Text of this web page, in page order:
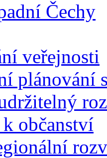
Čechy
veřejnosti
plánování
občanství